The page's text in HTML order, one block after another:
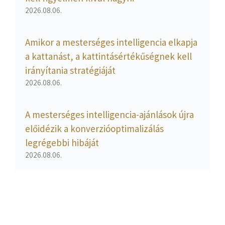
2026.08.06.
Amikor a mesterséges intelligencia elkapja
a kattanást, a kattintásértékűségnek kell
irányítania stratégiáját
2026.08.06.
A mesterséges intelligencia-ajánlások újra
előidézik a konverzióoptimalizálás
legrégebbi hibáját
2026.08.06.